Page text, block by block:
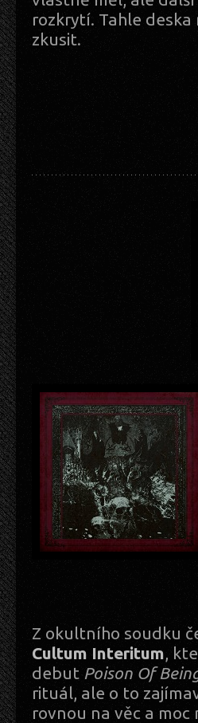
rozkrytí. Tahle
zkusit.
Z okultního soudku
Cultum Interitum,
debut Poison Of
rituál, ale o to
rovnou na věc a